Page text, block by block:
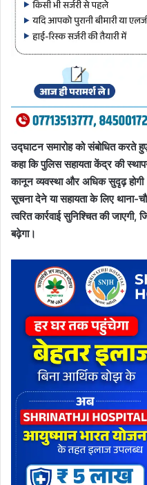
उद्घाटन समारोह को संबोधित करते
कहा कि पुलिस सहायता केंद्र की
कानून व्यवस्था और अधिक सुदृढ़
सूचना देने या सहायता के लिए
त्वरित कार्रवाई सुनिश्चित की
बढ़ेगा।